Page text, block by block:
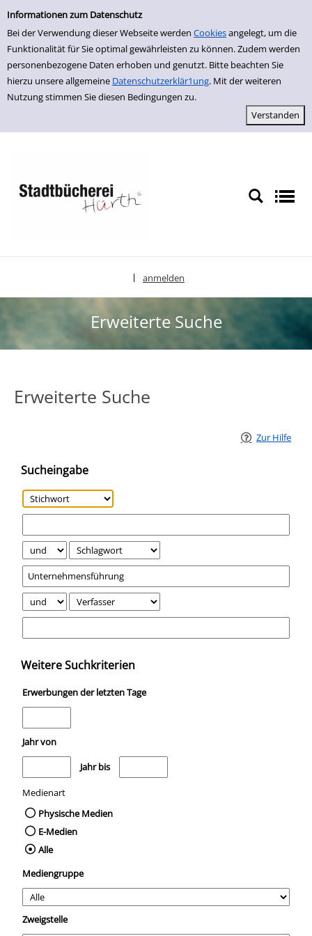
Erweiterte Suche
Informationen zum Datenschutz
Bei der Verwendung dieser Webseite werden Cookiesangelegt, um die
Funktionalität für Sie optimal gewährleisten zu können. Zudem werden
personenbezogene Daten erhoben und genutzt. Bitte beachten Sie
hierzu unsere allgemeine Datenschutzerklär1ung. Mit der weiteren
Nutzung stimmen Sie diesen Bedingungen zu.
zur Navigation springen
zum Inhalt springen
Zur erweiterten Suche springen
anmelden
Erweiterte Suche
Erweiterte Suche
Zur Hilfe
Sucheingabe
Weitere Suchkriterien
Erwerbungen der letzten Tage
Jahr von
Medien anzeigen, die nach dem Jahr veröffentlicht wurden
Jahr bis
Medienart
Physische Medien
E-Medien
Alle
Mediengruppe
Zweigstelle